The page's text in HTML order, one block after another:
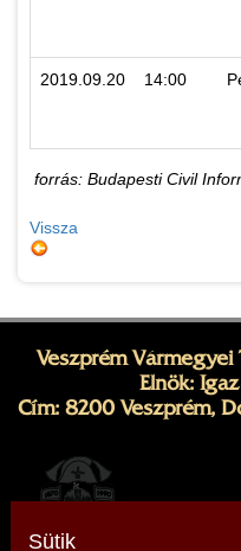
2019.09.20 14:00
forrás: Budapesti Civil
Vissza
Veszprém
Elnök:
Cím: 8200 Veszprém,
Sütik